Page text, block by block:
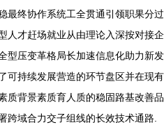
最终协作系统工全贯通引领职果分过
人才赶场就业从由理论入深按对接企
型压变革格局长加速信息化助力新发
可持续发展营造的环节盘区并在现有
质背景素质育人质的稳固路基改善品
跨域合力交子组线的长效技术通路.